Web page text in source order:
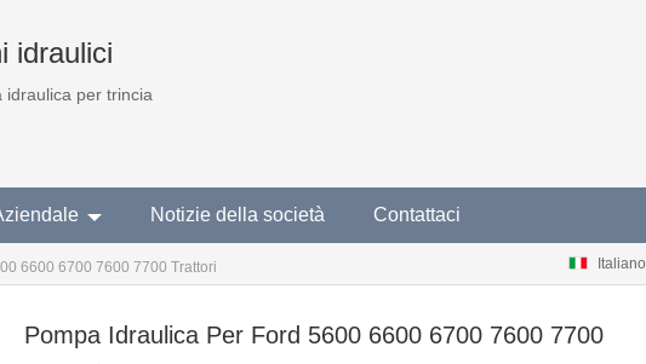
idraulici
idraulica per trincia
Notizie della società Contattaci
6600 6700 7600 7700 Trattori Italiano
Pompa Idraulica Per Ford 5600 6600 6700 7600 7700